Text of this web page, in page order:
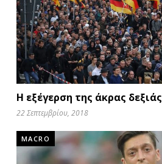
Η εξέγερση της άκρας δεξιάς
22 Σεπτεμβρίου, 2018
MACRO